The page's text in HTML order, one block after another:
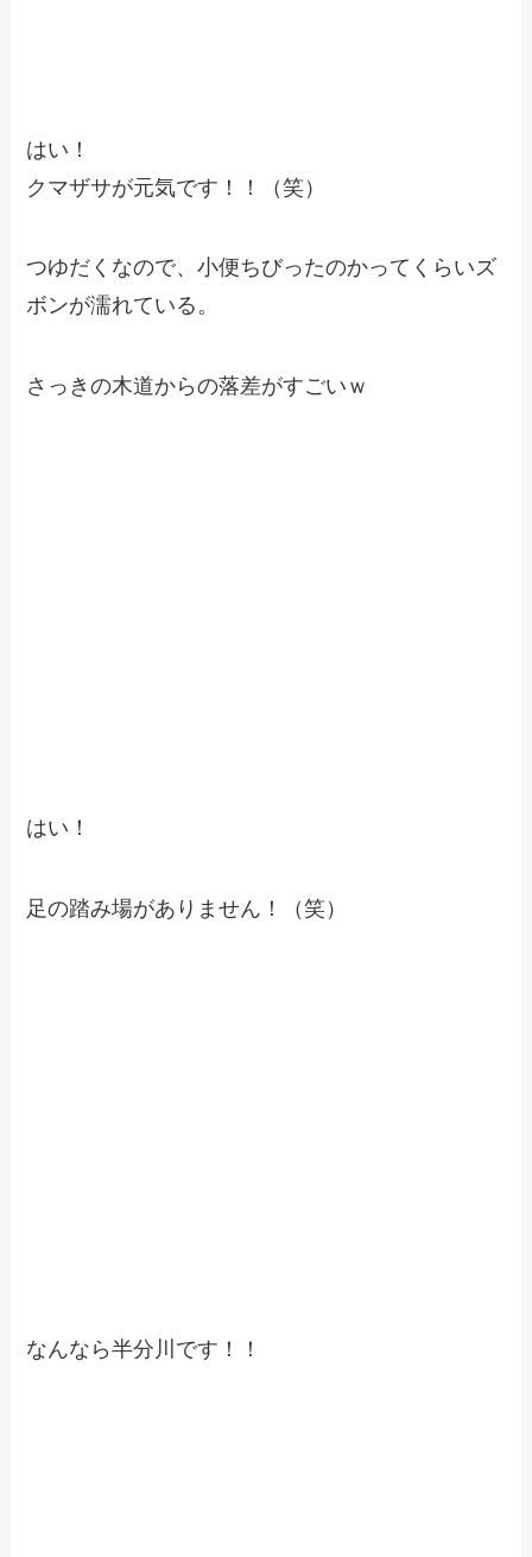
はい！
クマザサが元気です！！（笑）
つゆだくなので、小便ちびったのかってくらいズ
ボンが濡れている。
さっきの木道からの落差がすごいｗ
はい！
足の踏み場がありません！（笑）
なんなら半分川です！！